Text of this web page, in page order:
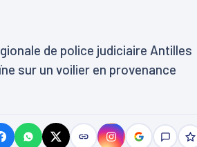
de police judiciaire Antilles
sur un voilier en provenance